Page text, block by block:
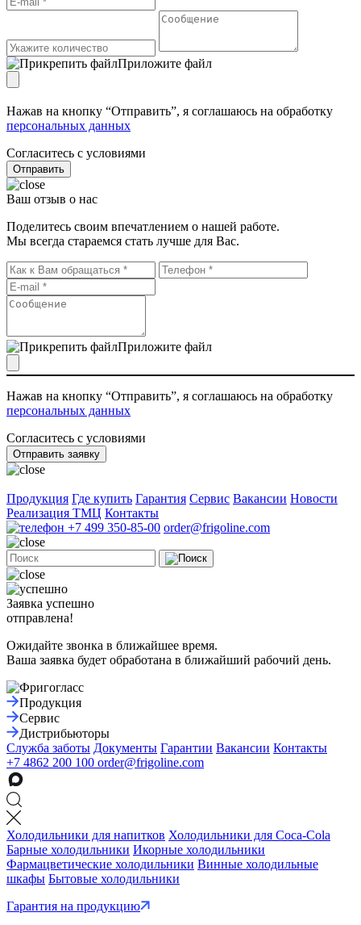
Приложите файл
Нажав на кнопку “Отправить”, я соглашаюсь на обработку
персональных данных
Согласитесь с условиями
Отправить
Ваш отзыв о нас
Поделитесь своим впечатлением о нашей работе.
Мы всегда стараемся стать лучше для Вас.
Приложите файл
Нажав на кнопку “Отправить”, я соглашаюсь на обработку
персональных данных
Согласитесь с условиями
Отправить заявку
Продукция Где купить Гарантия Сервис Вакансии Новости
Реализация ТМЦ Контакты
+7 499 350-85-00 order@frigoline.com
Заявка успешно
отправлена!
Ожидайте звонка в ближайшее время.
Ваша заявка будет обработана в ближайший рабочий день.
Продукция
Сервис
Дистрибьюторы
Служба заботы Документы Гарантии Вакансии Контакты
+7 4862 200 100 order@frigoline.com
Холодильники для напитков Холодильники для Coca-Cola
Барные холодильники Икорные холодильники
Фармацветические холодильники Винные холодильные
шкафы Бытовые холодильники
Гарантия на продукцию